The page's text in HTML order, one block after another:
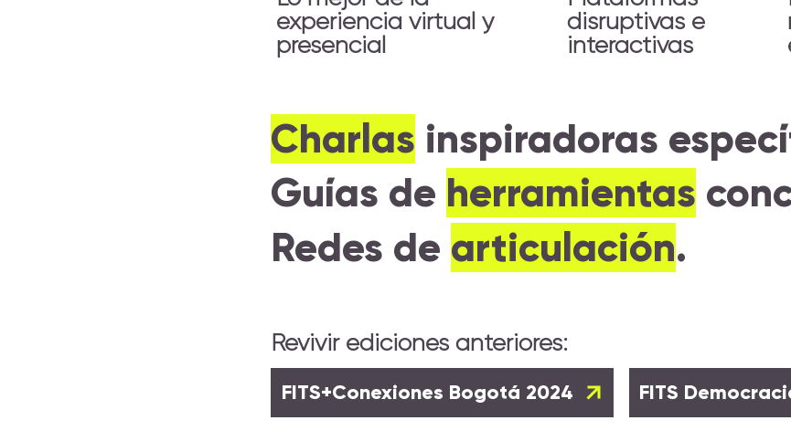
experiencia virtual y
presencial
disruptivas e
interactivas
Charlas inspiradoras
Guías de herramientas
Redes de articulación.
Revivir ediciones anteriores:
FITS+Conexiones Bogotá 2024 FITS